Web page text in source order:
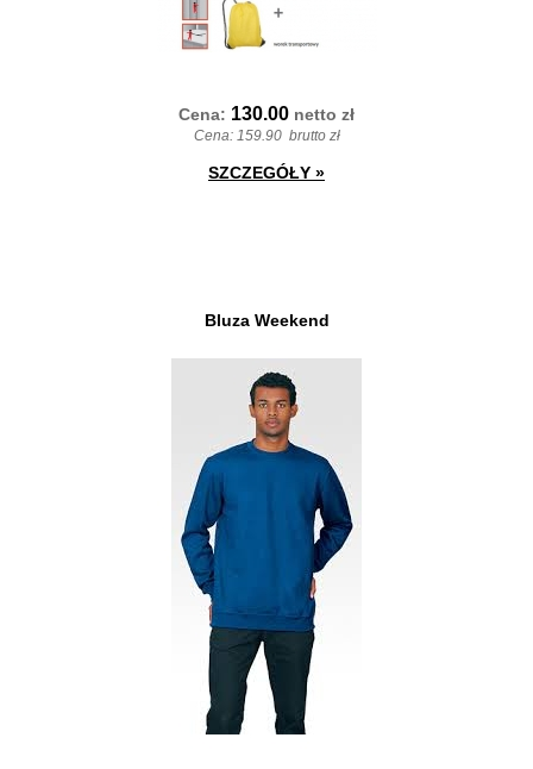
Cena: 130.00 netto zł
Cena: 159.90 brutto zł
SZCZEGÓŁY »
Bluza Weekend